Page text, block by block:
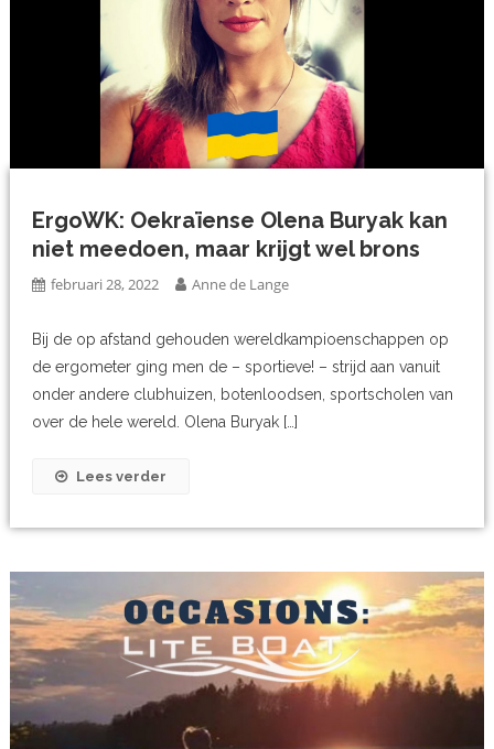
ErgoWK: Oekraïense Olena Buryak kan
niet meedoen, maar krijgt wel brons
februari 28, 2022 Anne de Lange
Bij de op afstand gehouden wereldkampioenschappen op
de ergometer ging men de – sportieve! – strijd aan vanuit
onder andere clubhuizen, botenloodsen, sportscholen van
over de hele wereld. Olena Buryak […]
Lees verder